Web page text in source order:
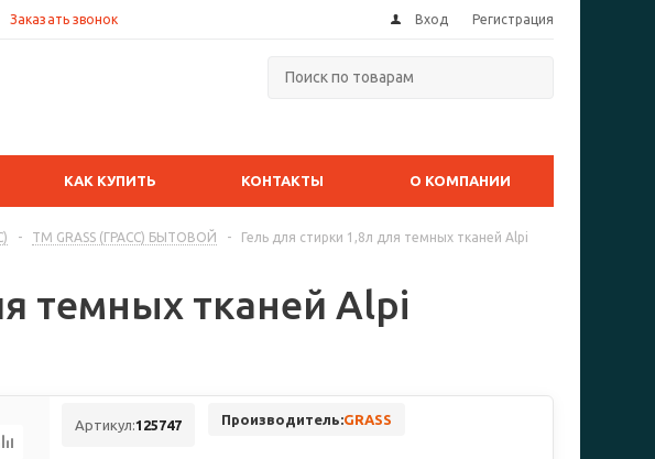
Заказать звонок Вход Регистрация
КАК КУПИТЬ КОНТАКТЫ О КОМПАНИИ
- ТМ GRASS (ГРАСС) БЫТОВОЙ -
Гель для стирки 1,8л для темных тканей Alpi
темных тканей Alpi
Артикул:125747 Производитель:GRASS